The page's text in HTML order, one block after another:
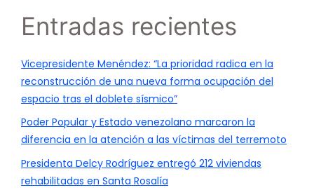
Entradas recientes
Vicepresidente Menéndez: “La prioridad radica en la
reconstrucción de una nueva forma ocupación del
espacio tras el doblete sísmico”
Poder Popular y Estado venezolano marcaron la
diferencia en la atención a las víctimas del terremoto
Presidenta Delcy Rodríguez entregó 212 viviendas
rehabilitadas en Santa Rosalía